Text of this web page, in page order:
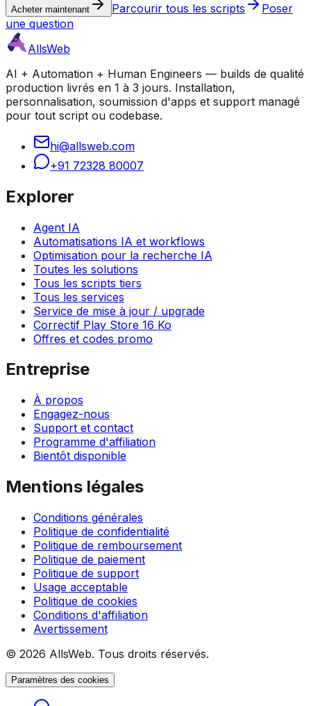
Acheter maintenant Parcourir tous les scripts
Poser
une question
AllsWeb
AI + Automation + Human Engineers — builds de qualité
production livrés en 1 à 3 jours. Installation,
personnalisation, soumission d'apps et support managé
pour tout script ou codebase.
hi@allsweb.com
+91 72328 80007
Explorer
Agent IA
Automatisations IA et workflows
Optimisation pour la recherche IA
Toutes les solutions
Tous les scripts tiers
Tous les services
Service de mise à jour / upgrade
Correctif Play Store 16 Ko
Offres et codes promo
Entreprise
À propos
Engagez-nous
Support et contact
Programme d'affiliation
Bientôt disponible
Mentions légales
Conditions générales
Politique de confidentialité
Politique de remboursement
Politique de paiement
Politique de support
Usage acceptable
Politique de cookies
Conditions d'affiliation
Avertissement
© 2026 AllsWeb. Tous droits réservés.
Paramètres des cookies